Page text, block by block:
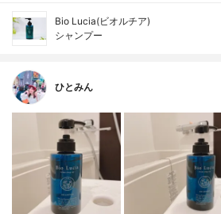
Bio Lucia(ビオルチア)
シャンプー
ひとみん